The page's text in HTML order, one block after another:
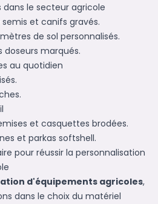
dans le secteur agricole
et canifs gravés.
de sol personnalisés.
doseurs marqués.
au quotidien
et casquettes brodées.
et parkas softshell.
pour réussir la personnalisation
d'équipements agricoles,
dans le choix du matériel